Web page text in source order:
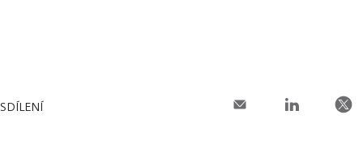
SDÍLENÍ